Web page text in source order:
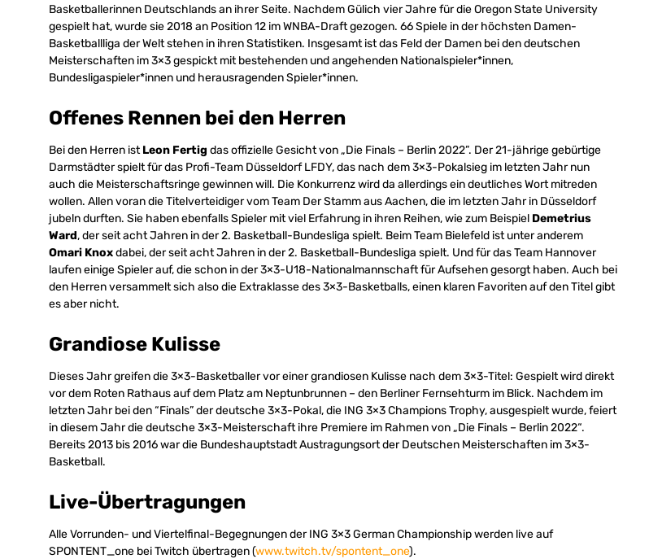
Basketballerinnen Deutschlands an ihrer Seite. Nachdem Gülich vier Jahre für die Oregon State University
gespielt hat, wurde sie 2018 an Position 12 im WNBA-Draft gezogen. 66 Spiele in der höchsten Damen-
Basketballliga der Welt stehen in ihren Statistiken. Insgesamt ist das Feld der Damen bei den deutschen
Meisterschaften im 3×3 gespickt mit bestehenden und angehenden Nationalspieler*innen,
Bundesligaspieler*innen und herausragenden Spieler*innen.
Offenes Rennen bei den Herren
Bei den Herren istLeon Fertig das offizielle Gesicht von „Die Finals – Berlin 2022”. Der 21-jährige gebürtige
Darmstädter spielt für das Profi-Team Düsseldorf LFDY, das nach dem 3×3-Pokalsieg im letzten Jahr nun
auch die Meisterschaftsringe gewinnen will. Die Konkurrenz wird da allerdings ein deutliches Wort mitreden
wollen. Allen voran die Titelverteidiger vom Team Der Stamm aus Aachen, die im letzten Jahr in Düsseldorf
jubeln durften. Sie haben ebenfalls Spieler mit viel Erfahrung in ihren Reihen, wie zum Beispiel Demetrius
Ward, der seit acht Jahren in der 2. Basketball-Bundesliga spielt. Beim Team Bielefeld ist unter anderem
Omari Knoxdabei, der seit acht Jahren in der 2. Basketball-Bundesliga spielt. Und für das Team Hannover
laufen einige Spieler auf, die schon in der 3×3-U18-Nationalmannschaft für Aufsehen gesorgt haben. Auch bei
den Herren versammelt sich also die Extraklasse des 3×3-Basketballs, einen klaren Favoriten auf den Titel gibt
es aber nicht.
Grandiose Kulisse
Dieses Jahr greifen die 3×3-Basketballer vor einer grandiosen Kulisse nach dem 3×3-Titel: Gespielt wird direkt
vor dem Roten Rathaus auf dem Platz am Neptunbrunnen – den Berliner Fernsehturm im Blick. Nachdem im
letzten Jahr bei den “Finals” der deutsche 3×3-Pokal, die ING 3×3 Champions Trophy, ausgespielt wurde, feiert
in diesem Jahr die deutsche 3×3-Meisterschaft ihre Premiere im Rahmen von „Die Finals – Berlin 2022“.
Bereits 2013 bis 2016 war die Bundeshauptstadt Austragungsort der Deutschen Meisterschaften im 3×3-
Basketball.
Live-Übertragungen
Alle Vorrunden- und Viertelfinal-Begegnungen der ING 3×3 German Championship werden live auf
SPONTENT_one bei Twitch übertragen (www.twitch.tv/spontent_one).